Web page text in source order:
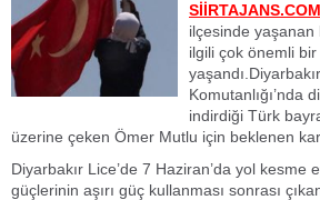
ilçesinde yaşanan
ilgili çok önemli
Komutanlığı’nda
indirdiği Türk
üzerine çeken Ömer Mutlu için beklenen
Diyarbakır Lice’de 7 Haziran’da yol kesme
güçlerinin aşırı güç kullanması sonrası